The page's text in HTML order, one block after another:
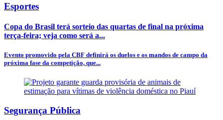
Esportes
Copa do Brasil terá sorteio das quartas de final na próxima
terça-feira; veja como será a...
Evento promovido pela CBF definirá os duelos e os mandos de campo da
próxima fase da competição, que...
Segurança Pública